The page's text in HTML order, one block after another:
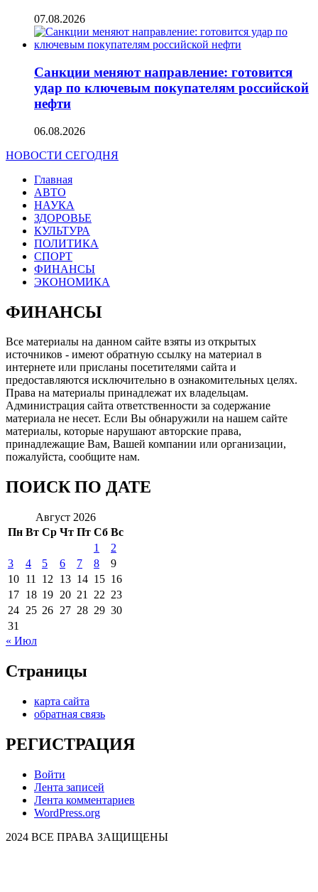
07.08.2026
Санкции меняют направление: готовится
удар по ключевым покупателям российской
нефти
06.08.2026
НОВОСТИ СЕГОДНЯ
Главная
АВТО
НАУКА
ЗДОРОВЬЕ
КУЛЬТУРА
ПОЛИТИКА
СПОРТ
ФИНАНСЫ
ЭКОНОМИКА
ФИНАНСЫ
Все материалы на данном сайте взяты из открытых
источников - имеют обратную ссылку на материал в
интернете или присланы посетителями сайта и
предоставляются исключительно в ознакомительных целях.
Права на материалы принадлежат их владельцам.
Администрация сайта ответственности за содержание
материала не несет. Если Вы обнаружили на нашем сайте
материалы, которые нарушают авторские права,
принадлежащие Вам, Вашей компании или организации,
пожалуйста, сообщите нам.
ПОИСК ПО ДАТЕ
Август 2026
Пн Вт Ср Чт Пт Сб Вс
1
2
3
4 5 6 7 8
9
10 11 12 13 14 15 16
17 18 19 20 21 22 23
24 25 26 27 28 29 30
31
« Июл
Страницы
карта сайта
обратная связь
РЕГИСТРАЦИЯ
Войти
Лента записей
Лента комментариев
WordPress.org
2024 ВСЕ ПРАВА ЗАЩИЩЕНЫ